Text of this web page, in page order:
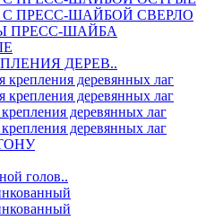
ПРЕСС-ШАЙБОЙ СВЕРЛО
ПРЕСС-ШАЙБА
ДЕРЕВ..
крепления деревянных лаг
крепления деревянных лаг
деревянных лаг
деревянных лаг
голов..